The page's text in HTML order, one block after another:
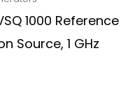
1000 Reference
Source, 1 GHz